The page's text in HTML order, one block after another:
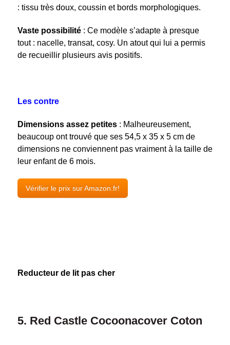
: tissu très doux, coussin et bords morphologiques.
Vaste possibilité: Ce modèle s’adapte à presque
tout : nacelle, transat, cosy. Un atout qui lui a permis
de recueillir plusieurs avis positifs.
Les contre
Dimensions assez petites : Malheureusement,
beaucoup ont trouvé que ses 54,5 x 35 x 5 cm de
dimensions ne conviennent pas vraiment à la taille de
leur enfant de 6 mois.
Vérifier le prix sur Amazon.fr!
Reducteur de lit pas cher
5. Red Castle Cocoonacover Coton